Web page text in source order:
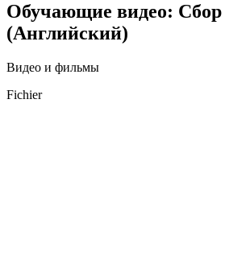
Обучающие видео: Сбор
(Английский)
Видео и фильмы
Fichier